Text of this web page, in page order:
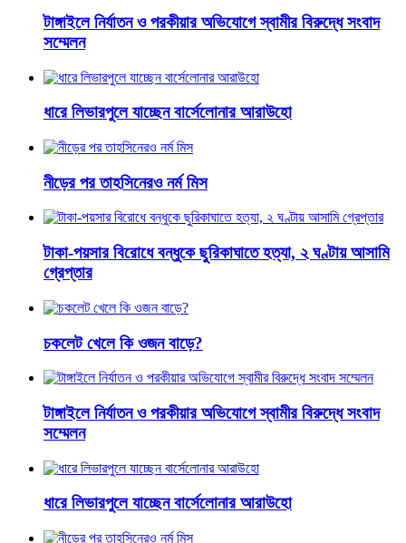
টাঙ্গাইলে নির্যাতন ও পরকীয়ার অভিযোগে স্বামীর বিরুদ্ধে সংবাদ
সম্মেলন
ধারে লিভারপুলে যাচ্ছেন বার্সেলোনার আরাউহো
নীড়ের পর তাহসিনেরও নর্ম মিস
টাকা-পয়সার বিরোধে বন্ধুকে ছুরিকাঘাতে হত্যা, ২ ঘণ্টায় আসামি
গ্রেপ্তার
চকলেট খেলে কি ওজন বাড়ে?
টাঙ্গাইলে নির্যাতন ও পরকীয়ার অভিযোগে স্বামীর বিরুদ্ধে সংবাদ
সম্মেলন
ধারে লিভারপুলে যাচ্ছেন বার্সেলোনার আরাউহো